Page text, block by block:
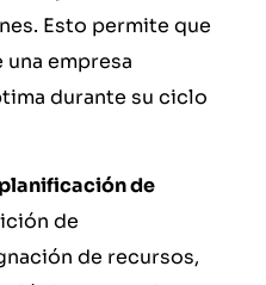
Esto permite que
empresa
durante su ciclo
planificación de
de
de recursos,